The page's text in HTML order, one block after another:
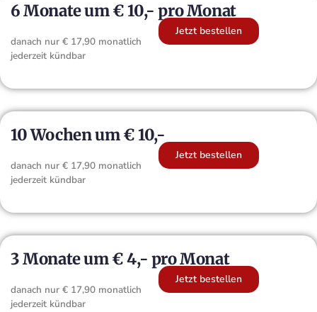
6 Monate um € 10,- pro Monat
danach nur € 17,90 monatlich
jederzeit kündbar
Jetzt bestellen
10 Wochen um € 10,-
danach nur € 17,90 monatlich
jederzeit kündbar
Jetzt bestellen
3 Monate um € 4,- pro Monat
danach nur € 17,90 monatlich
jederzeit kündbar
Jetzt bestellen